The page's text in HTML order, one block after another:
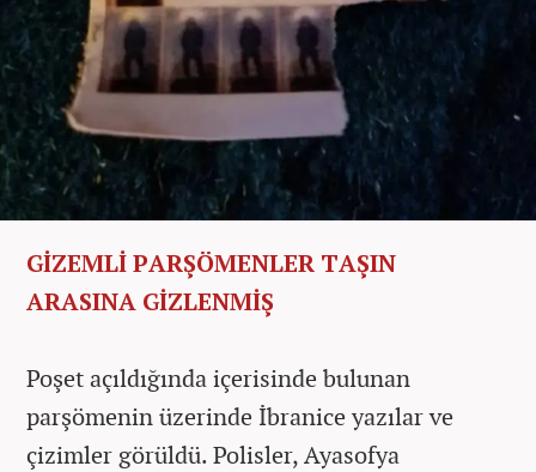
GİZEMLİ PARŞÖMENLER TAŞIN
ARASINA GİZLENMİŞ
Poşet açıldığında içerisinde bulunan
parşömenin üzerinde İbranice yazılar ve
çizimler görüldü. Polisler, Ayasofya